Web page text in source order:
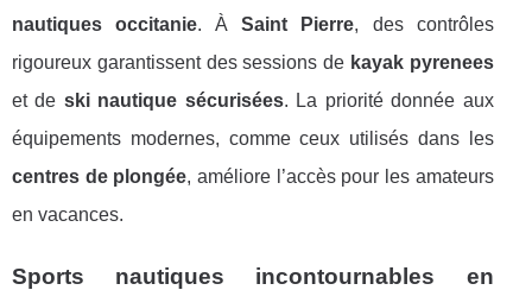
nautiques occitanie. ÀSaint Pierre, des contrôles
rigoureux garantissent des sessions de kayak pyrenees
et de ski nautique sécurisées. La priorité donnée aux
équipements modernes, comme ceux utilisés dans les
centres de plongée, améliore l’accès pour les amateurs
en vacances.
Sports nautiques incontournables en